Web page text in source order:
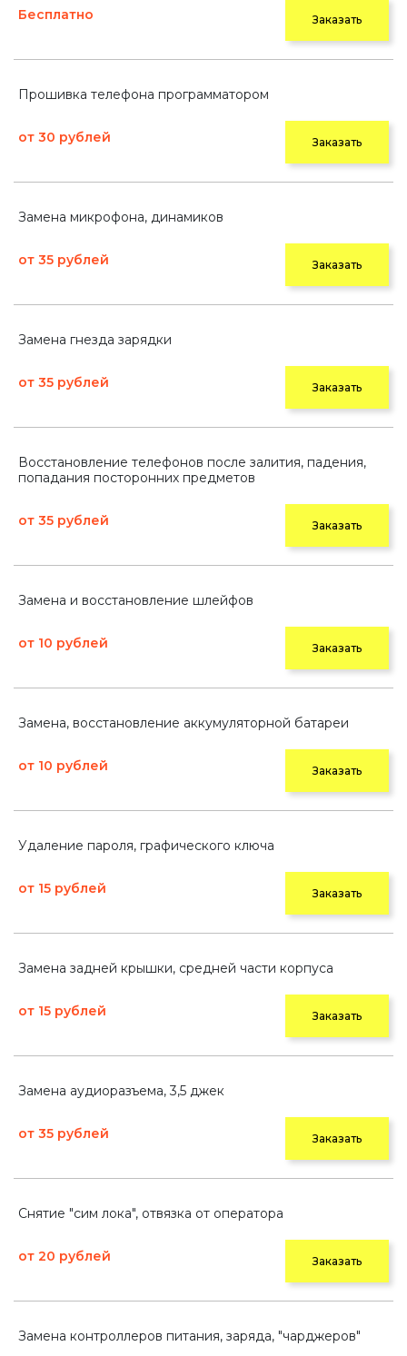
Бесплатно Заказать
Прошивка телефона программатором
от 30 рублей Заказать
Замена микрофона, динамиков
от 35 рублей Заказать
Замена гнезда зарядки
от 35 рублей Заказать
Восстановление телефонов после залития, падения,
попадания посторонних предметов
от 35 рублей Заказать
Замена и восстановление шлейфов
от 10 рублей Заказать
Замена, восстановление аккумуляторной батареи
от 10 рублей Заказать
Удаление пароля, графического ключа
от 15 рублей Заказать
Замена задней крышки, средней части корпуса
от 15 рублей Заказать
Замена аудиоразъема, 3,5 джек
от 35 рублей Заказать
Снятие "сим лока", отвязка от оператора
от 20 рублей Заказать
Замена контроллеров питания, заряда, "чарджеров"